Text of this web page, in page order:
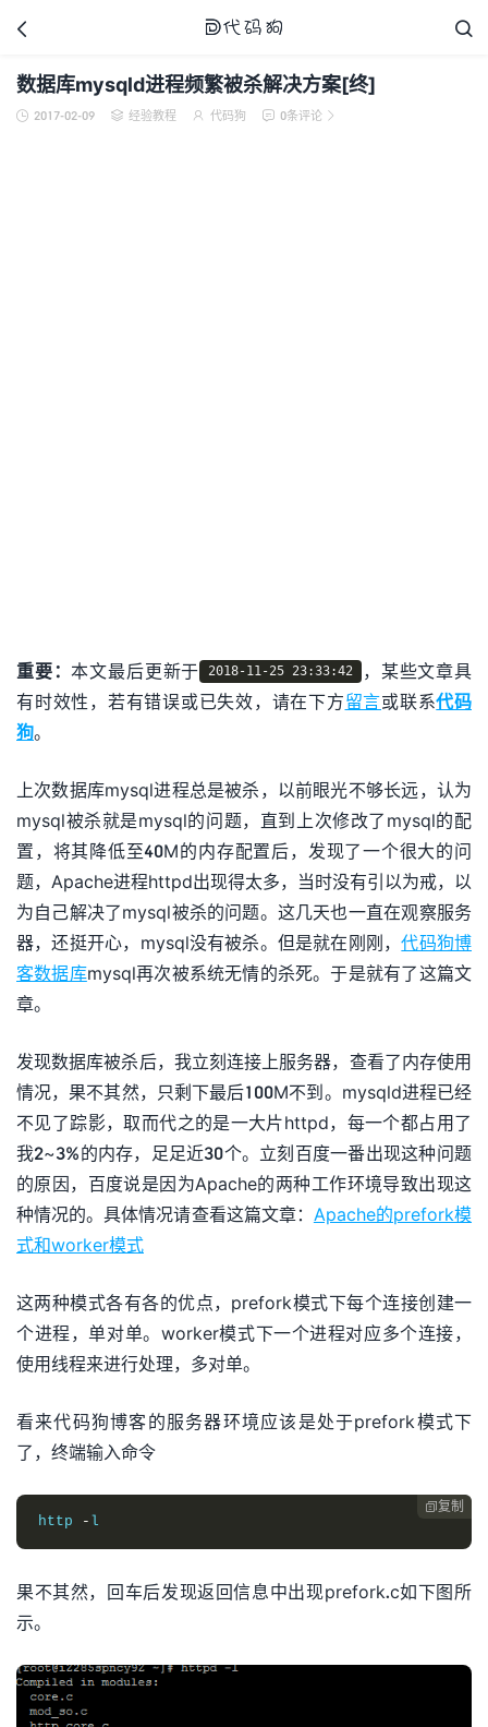

 
数据库mysqld进程频繁被杀解决方案[终]
 2017-02-09  经验教程  代码狗  0条评论 
重要：本文最后更新于 2018-11-25 23:33:42
，某些文章具
有时效性，若有错误或已失效，请在下方留言或联系代码
狗。
上次数据库mysql进程总是被杀，以前眼光不够长远，认为
mysql被杀就是mysql的问题，直到上次修改了mysql的配
置，将其降低至40M的内存配置后，发现了一个很大的问
题，Apache进程httpd出现得太多，当时没有引以为戒，以
为自己解决了mysql被杀的问题。这几天也一直在观察服务
器，还挺开心，mysql没有被杀。但是就在刚刚，代码狗博
客数据库mysql再次被系统无情的杀死。于是就有了这篇文
章。
发现数据库被杀后，我立刻连接上服务器，查看了内存使用
情况，果不其然，只剩下最后100M不到。mysqld进程已经
不见了踪影，取而代之的是一大片httpd，每一个都占用了
我2~3%的内存，足足近30个。立刻百度一番出现这种问题
的原因，百度说是因为Apache的两种工作环境导致出现这
种情况的。具体情况请查看这篇文章： Apache的prefork模
式和worker模式
这两种模式各有各的优点，prefork模式下每个连接创建一
个进程，单对单。worker模式下一个进程对应多个连接，
使用线程来进行处理，多对单。
看来代码狗博客的服务器环境应该是处于prefork模式下
了，终端输入命令
复制
http
- l
果不其然，回车后发现返回信息中出现prefork.c如下图所
示。